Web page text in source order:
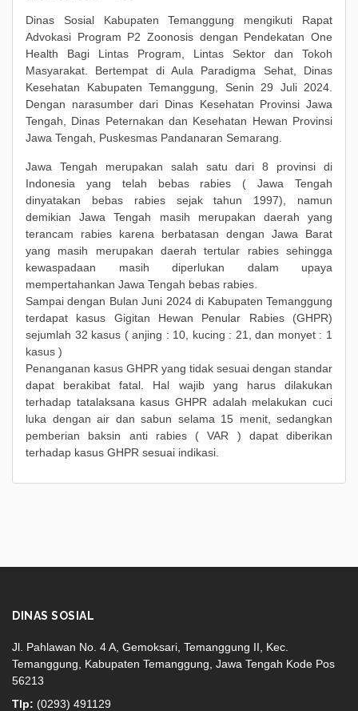
Dinas Sosial Kabupaten Temanggung mengikuti Rapat
Advokasi Program P2 Zoonosis dengan Pendekatan One
Health Bagi Lintas Program, Lintas Sektor dan Tokoh
Masyarakat. Bertempat di Aula Paradigma Sehat, Dinas
Kesehatan Kabupaten Temanggung, Senin 29 Juli 2024.
Dengan narasumber dari Dinas Kesehatan Provinsi Jawa
Tengah, Dinas Peternakan dan Kesehatan Hewan Provinsi
Jawa Tengah, Puskesmas Pandanaran Semarang.
Jawa Tengah merupakan salah satu dari 8 provinsi di
Indonesia yang telah bebas rabies ( Jawa Tengah
dinyatakan bebas rabies sejak tahun 1997), namun
demikian Jawa Tengah masih merupakan daerah yang
terancam rabies karena berbatasan dengan Jawa Barat
yang masih merupakan daerah tertular rabies sehingga
kewaspadaan masih diperlukan dalam upaya
mempertahankan Jawa Tengah bebas rabies.
Sampai dengan Bulan Juni 2024 di Kabupaten Temanggung
terdapat kasus Gigitan Hewan Penular Rabies (GHPR)
sejumlah 32 kasus ( anjing : 10, kucing : 21, dan monyet : 1
kasus )
Penanganan kasus GHPR yang tidak sesuai dengan standar
dapat berakibat fatal. Hal wajib yang harus dilakukan
terhadap tatalaksana kasus GHPR adalah melakukan cuci
luka dengan air dan sabun selama 15 menit, sedangkan
pemberian baksin anti rabies ( VAR ) dapat diberikan
terhadap kasus GHPR sesuai indikasi.
DINAS SOSIAL
Jl. Pahlawan No. 4 A, Gemoksari, Temanggung II, Kec.
Temanggung, Kabupaten Temanggung, Jawa Tengah Kode Pos
56213
Tlp: (0293) 491129